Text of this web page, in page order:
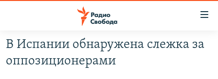
упрощенного
доступа
В Испании обнаружена слежка за
оппозиционерами